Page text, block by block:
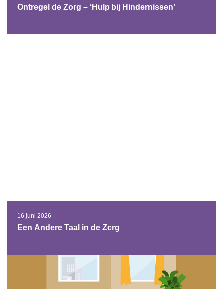
Ontregel de Zorg – ‘Hulp bij Hindernissen’
16 juni 2026
Een Andere Taal in de Zorg